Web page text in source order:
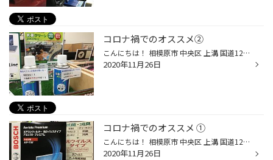
コロナ禍でのオススメ②
こんにちは！ 相模原市 中央区 上溝 国道129号線沿い 山岡家 さん横の タイヤ館相模原店 藤本です(((o(*ﾟ▽ﾟ*)o))) 当店のホームページをご覧いただきありがとうございます(*´ω｀*) 本日ご紹介するのは コロナ禍におけるお車の オススメ作業第2弾です こちらの商品はなんとなんと！ 一回で二つの効果...
2020年11月26日
コロナ禍でのオススメ ①
こんにちは！ 相模原市 中央区 上溝 国道129号線沿い 山岡家 さん横の タイヤ館相模原店 藤本です(((o(*ﾟ▽ﾟ*)o))) 当店のホームページをご覧いただきありがとうございます(*´ω｀*) 本日ご紹介するのは コロナ禍におけるお車の オススメ作業です まずご紹介したいのが エアコンフィルターなのですが ...
2020年11月26日